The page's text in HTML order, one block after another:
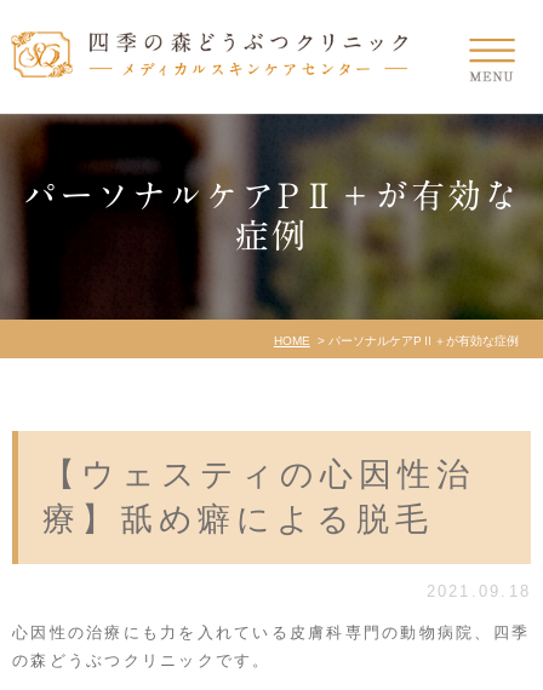
パーソナルケアPⅡ＋が有効な
症例
HOME パーソナルケアPⅡ＋が有効な症例
【ウェスティの心因性治
療】舐め癖による脱毛
2021.09.18
心因性の治療にも力を入れている皮膚科専門の動物病院、四季
の森どうぶつクリニックです。